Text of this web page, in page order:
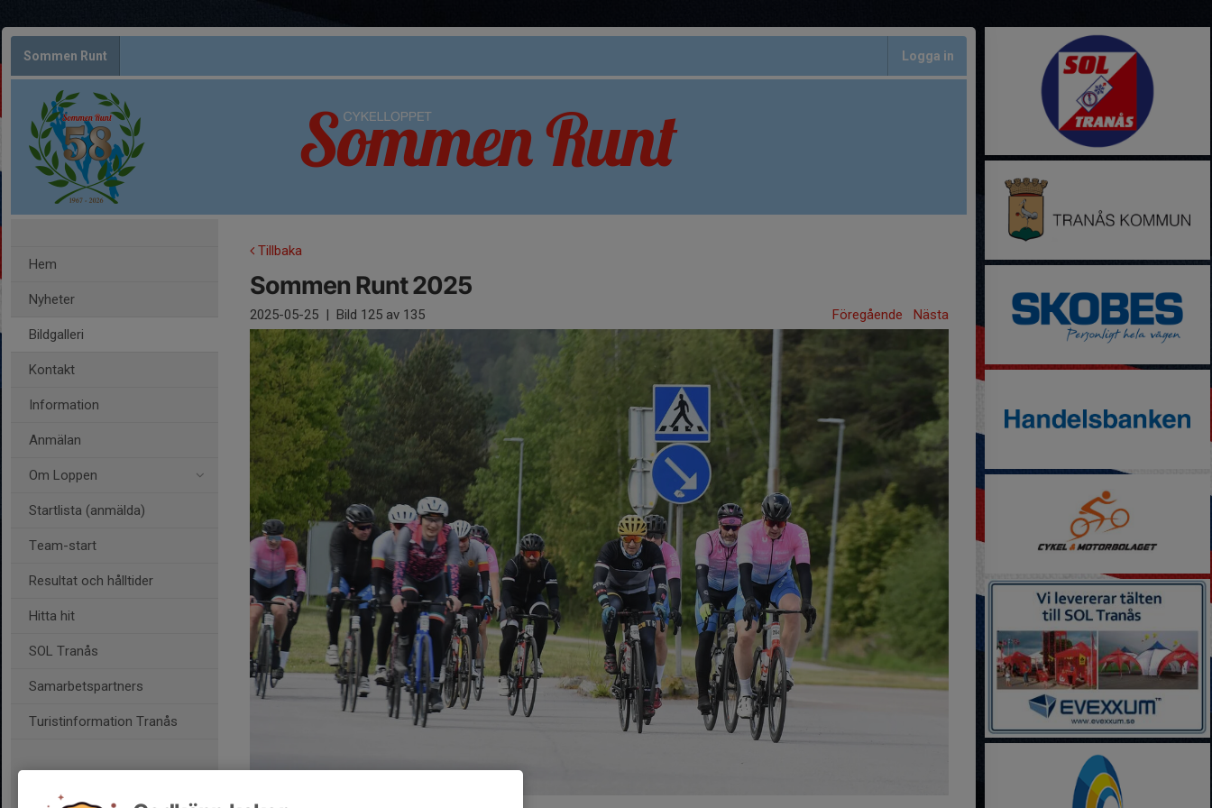
Sommen Runt Logga in
Hem
Nyheter
Bildgalleri
Kontakt
Information
Anmälan
Om Loppen
Startlista (anmälda)
Team-start
Resultat och hålltider
Hitta hit
SOL Tranås
Samarbetspartners
Turistinformation Tranås
Tillbaka
Sommen Runt 2025
2025-05-25 | Bild 125 av 135 Föregående Nästa